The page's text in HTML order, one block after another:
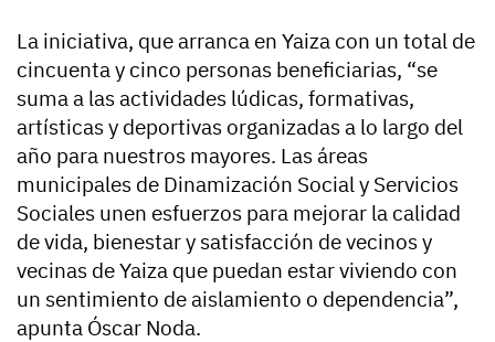
La iniciativa, que arranca en Yaiza con un total de
cincuenta y cinco personas beneficiarias, “se
suma a las actividades lúdicas, formativas,
artísticas y deportivas organizadas a lo largo del
año para nuestros mayores. Las áreas
municipales de Dinamización Social y Servicios
Sociales unen esfuerzos para mejorar la calidad
de vida, bienestar y satisfacción de vecinos y
vecinas de Yaiza que puedan estar viviendo con
un sentimiento de aislamiento o dependencia”,
apunta Óscar Noda.